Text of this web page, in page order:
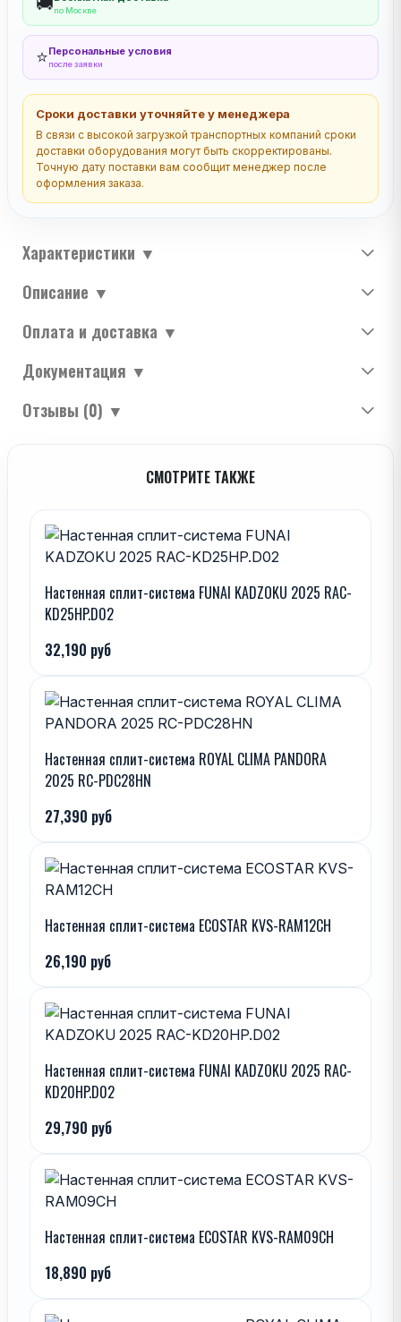
по Москве
⭐Персональные условия
после заявки
Сроки доставки уточняйте у менеджера
В связи с высокой загрузкой транспортных компаний сроки
доставки оборудования могут быть скорректированы.
Точную дату поставки вам сообщит менеджер после
оформления заказа.
Характеристики ▼
Описание ▼
Оплата и доставка ▼
Документация ▼
Отзывы (0) ▼
СМОТРИТЕ ТАКЖЕ
Настенная сплит-система FUNAI KADZOKU 2025 RAC-
KD25HP.D02
32,190 руб
Настенная сплит-система ROYAL CLIMA PANDORA
2025 RC-PDC28HN
27,390 руб
Настенная сплит-система ECOSTAR KVS-RAM12CH
26,190 руб
Настенная сплит-система FUNAI KADZOKU 2025 RAC-
KD20HP.D02
29,790 руб
Настенная сплит-система ECOSTAR KVS-RAM09CH
18,890 руб